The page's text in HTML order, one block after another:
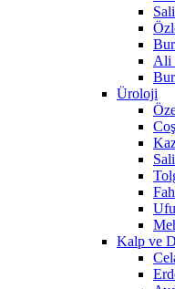
Ali
Üroloji
Kalp ve